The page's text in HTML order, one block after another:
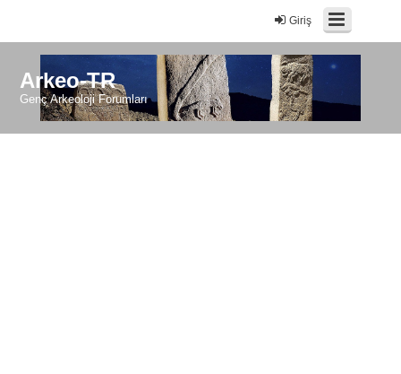
Giriş
Arkeo-TR
Genç Arkeoloji Forumları